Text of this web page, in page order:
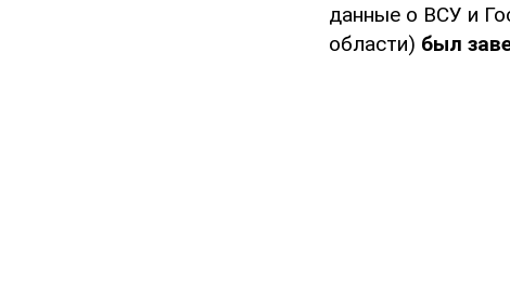
данные о ВСУ и
области) был